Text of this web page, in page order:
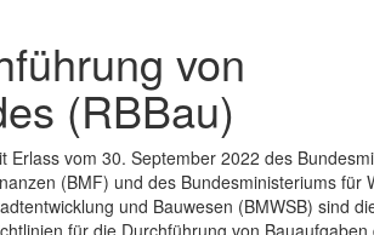
von
(RBBau)
Erlass vom 30. September 2022 des
(BMF) und des Bundesministeriums für
und Bauwesen (BMWSB) sind
für die Durchführung von Bauaufgaben